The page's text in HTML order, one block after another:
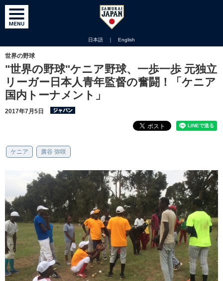
日本語 ｜ English
世界の野球
"世界の野球"ケニア野球、一歩一歩 元独立
リーガー日本人青年監督の奮闘！「ケニア
国内トーナメント」
2017年7月5日
ケニア 廣谷 弥咲